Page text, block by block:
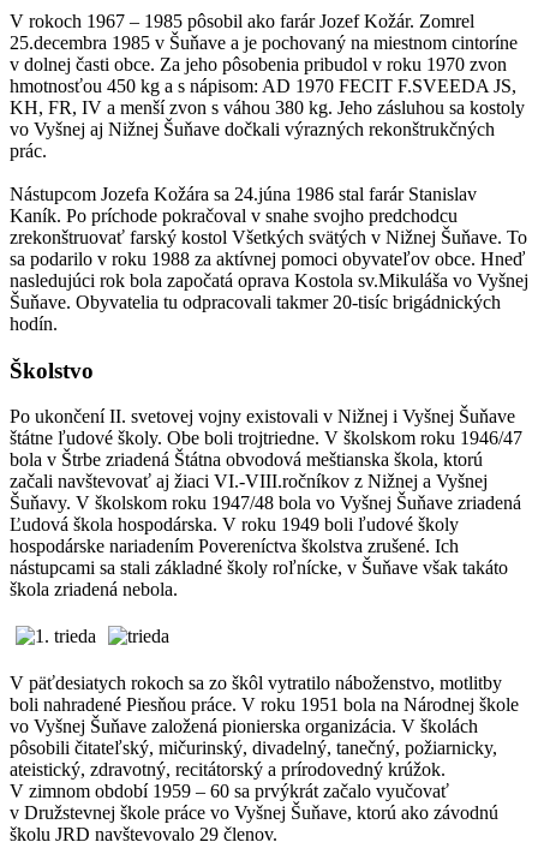
V rokoch 1967 – 1985 pôsobil ako farár Jozef Kožár. Zomrel
25.decembra 1985 v Šuňave a je pochovaný na miestnom cintoríne
v dolnej časti obce. Za jeho pôsobenia pribudol v roku 1970 zvon
hmotnosťou 450 kg a s nápisom: AD 1970 FECIT F.SVEEDA JS,
KH, FR, IV a menší zvon s váhou 380 kg. Jeho zásluhou sa kostoly
vo Vyšnej aj Nižnej Šuňave dočkali výrazných rekonštrukčných
prác.
Nástupcom Jozefa Kožára sa 24.júna 1986 stal farár Stanislav
Kaník. Po príchode pokračoval v snahe svojho predchodcu
zrekonštruovať farský kostol Všetkých svätých v Nižnej Šuňave. To
sa podarilo v roku 1988 za aktívnej pomoci obyvateľov obce. Hneď
nasledujúci rok bola započatá oprava Kostola sv.Mikuláša vo Vyšnej
Šuňave. Obyvatelia tu odpracovali takmer 20-tisíc brigádnických
hodín.
Školstvo
Po ukončení II. svetovej vojny existovali v Nižnej i Vyšnej Šuňave
štátne ľudové školy. Obe boli trojtriedne. V školskom roku 1946/47
bola v Štrbe zriadená Štátna obvodová meštianska škola, ktorú
začali navštevovať aj žiaci VI.-VIII.ročníkov z Nižnej a Vyšnej
Šuňavy. V školskom roku 1947/48 bola vo Vyšnej Šuňave zriadená
Ľudová škola hospodárska. V roku 1949 boli ľudové školy
hospodárske nariadením Povereníctva školstva zrušené. Ich
nástupcami sa stali základné školy roľnícke, v Šuňave však takáto
škola zriadená nebola.
V päťdesiatych rokoch sa zo škôl vytratilo náboženstvo, motlitby
boli nahradené Piesňou práce. V roku 1951 bola na Národnej škole
vo Vyšnej Šuňave založená pionierska organizácia. V školách
pôsobili čitateľský, mičurinský, divadelný, tanečný, požiarnicky,
ateistický, zdravotný, recitátorský a prírodovedný krúžok.
V zimnom období 1959 – 60 sa prvýkrát začalo vyučovať
v Družstevnej škole práce vo Vyšnej Šuňave, ktorú ako závodnú
školu JRD navštevovalo 29 členov.